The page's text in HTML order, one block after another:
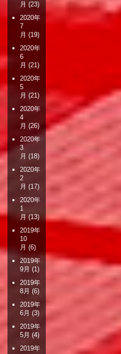
月 (23)
2020年
7
月 (19)
2020年
6
月 (21)
2020年
5
月 (21)
2020年
4
月 (26)
2020年
3
月 (18)
2020年
2
月 (17)
2020年
1
月 (13)
2019年
10
月 (6)
2019年
9月 (1)
2019年
8月 (6)
2019年
6月 (3)
2019年
5月 (4)
2019年